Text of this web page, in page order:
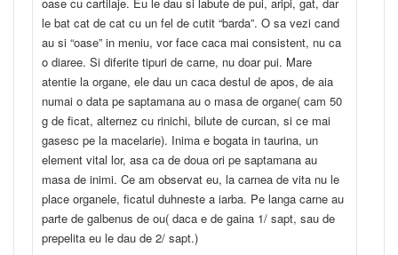
le bat cat de cat cu un fel de cutit “barda”. O sa vezi cand
au si “oase” in meniu, vor face caca mai consistent, nu ca
o diaree. Si diferite tipuri de carne, nu doar pui. Mare
atentie la organe, ele dau un caca destul de apos, de aia
numai o data pe saptamana au o masa de organe( cam 50
g de ficat, alternez cu rinichi, bilute de curcan, si ce mai
gasesc pe la macelarie). Inima e bogata in taurina, un
element vital lor, asa ca de doua ori pe saptamana au
masa de inimi. Ce am observat eu, la carnea de vita nu le
place organele, ficatul duhneste a iarba. Pe langa carne au
parte de galbenus de ou( daca e de gaina 1/ sapt, sau de
prepelita eu le dau de 2/ sapt.)